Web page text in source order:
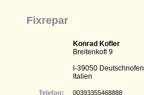
Fixrepar
Konrad Kofler
Breitenkofl 9
I-39050 Deutschnofen
Italien
Telefon: 00393355468888